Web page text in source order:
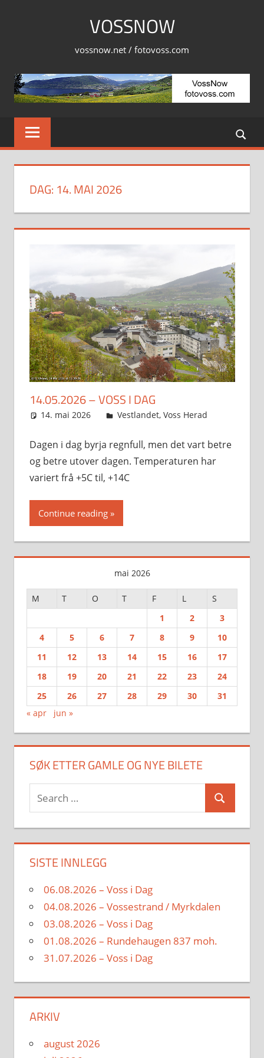
VOSSNOW
vossnow.net / fotovoss.com
DAG: 14. MAI 2026
14.05.2026 – VOSS I DAG
14. mai 2026 Svein
Vestlandet, Voss Herad
Dagen i dag byrja regnfull, men det vart betre
og betre utover dagen. Temperaturen har
variert frå +5C til, +14C
Continue reading
mai 2026
M T O T F L
S
1
2
3
4
5 6 7 8 9
10
11
12 13 14 15 16
17
18
19 20 21 22 23
24
25
26 27 28 29 30
31
« apr
jun »
SØK ETTER GAMLE OG NYE BILETE
Search
for:
Search
SISTE INNLEGG
06.08.2026 – Voss i Dag
04.08.2026 – Vossestrand / Myrkdalen
03.08.2026 – Voss i Dag
01.08.2026 – Rundehaugen 837 moh.
31.07.2026 – Voss i Dag
ARKIV
august 2026